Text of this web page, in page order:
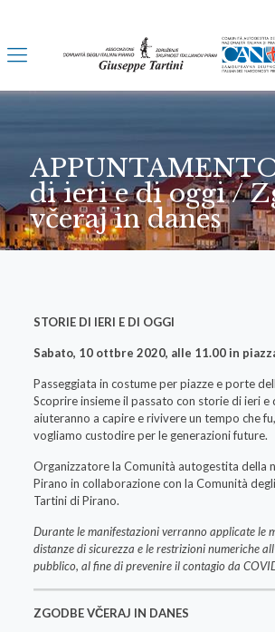
di ieri e di oggi /
včeraj in danes
STORIE DI IERI E DI OGGI
Sabato, 10 ottbre 2020, alle 11.00 in
Passeggiata in costume per piazze e porte
Scoprire insieme il passato con storie di ieri e
aiuteranno a capire e rivivere un tempo che
vogliamo custodire per le generazioni future.
Organizzatore la Comunità autogestita della
Pirano in collaborazione con la Comunità
Tartini di Pirano.
Durante le manifestazioni verranno applicate le
distanze di sicurezza e le restrizioni numeriche
pubblico, al fine di prevenire il contagio da
ZGODBE VČERAJ IN DANES